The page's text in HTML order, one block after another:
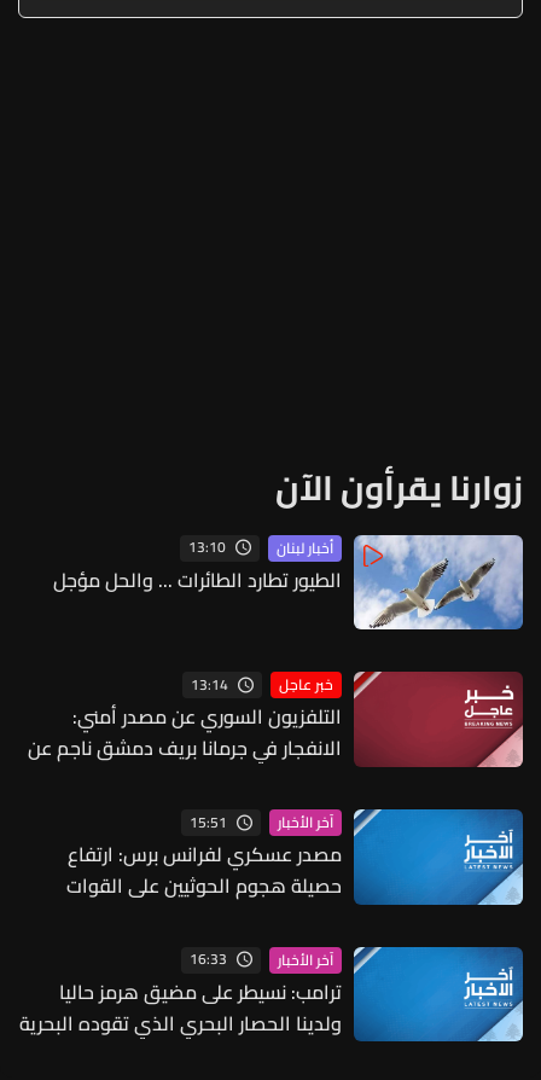
زوارنا يقرأون الآن
أخبار لبنان 13:10
الطيور تطارد الطائرات ... والحل مؤجل
خبر عاجل 13:14
التلفزيون السوري عن مصدر أمني:
الانفجار في جرمانا بريف دمشق ناجم عن
آخر الأخبار 15:51
مصدر عسكري لفرانس برس: ارتفاع
حصيلة هجوم الحوثيين على القوات
آخر الأخبار 16:33
ترامب: نسيطر على مضيق هرمز حاليا
ولدينا الحصار البحري الذي تقوده البحرية